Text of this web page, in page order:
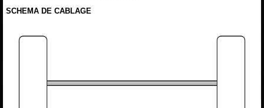
SCHEMA DE CABLAGE